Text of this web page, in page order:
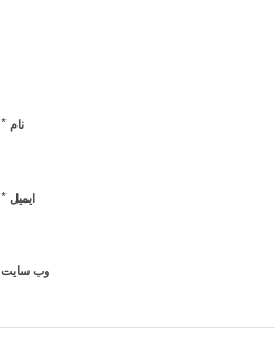
نام *
ایمیل *
وب‌ سایت